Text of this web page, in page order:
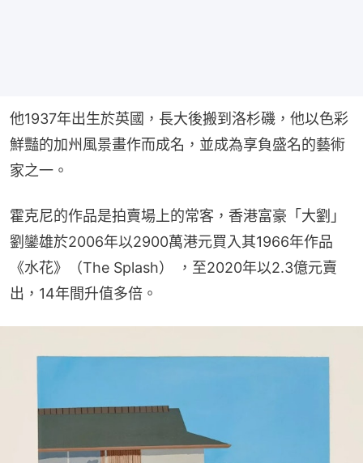
他1937年出生於英國，長大後搬到洛杉磯，他以色彩
鮮豔的加州風景畫作而成名，並成為享負盛名的藝術
家之一。
霍克尼的作品是拍賣場上的常客，香港富豪「大劉」
劉鑾雄於2006年以2900萬港元買入其1966年作品
《水花》（The Splash） ，至2020年以2.3億元賣
出，14年間升值多倍。